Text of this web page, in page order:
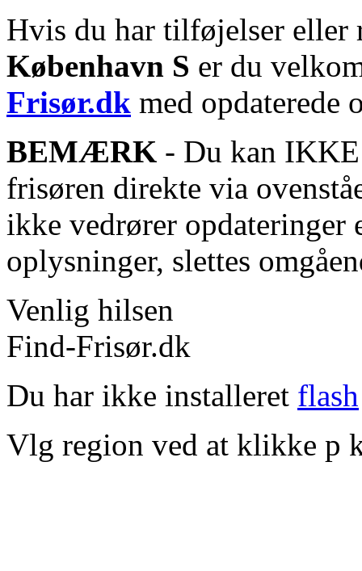
Hvis du har tilføjelser eller
København S er du
Frisør.dk med opdaterede
BEMÆRK - Du kan IKKE
frisøren direkte via
ikke vedrører opdateringer
oplysninger, slettes
Venlig hilsen
Find-Frisør.dk
Du har ikke installeret flash
Vlg region ved at klikke p